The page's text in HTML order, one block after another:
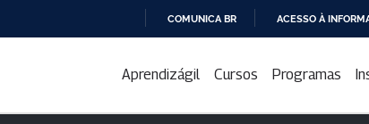
PARA
CONTEÚDO
COMUNICA BR ACESSO À
Aprendizágil Cursos Programas